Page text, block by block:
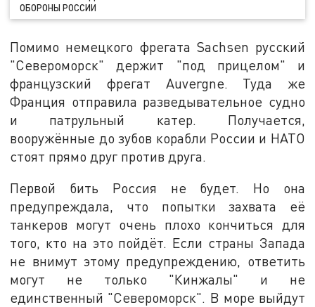
ОБОРОНЫ РОССИИ
Помимо немецкого фрегата Sachsen русский
"Североморск" держит "под прицелом" и
французский фрегат Auvergne. Туда же
Франция отправила разведывательное судно
и патрульный катер. Получается,
вооружённые до зубов корабли России и НАТО
стоят прямо друг против друга.
Первой бить Россия не будет. Но она
предупреждала, что попытки захвата её
танкеров могут очень плохо кончиться для
того, кто на это пойдёт. Если страны Запада
не внимут этому предупреждению, ответить
могут не только "Кинжалы" и не
единственный "Североморск". В море выйдут